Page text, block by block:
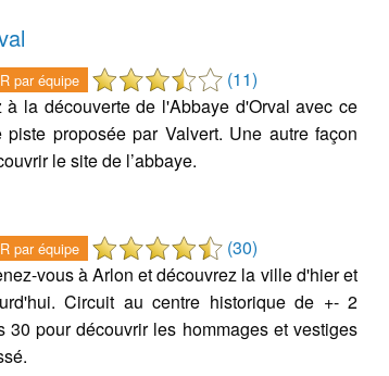
par équipe
(11)
à la découverte de l'Abbaye d'Orval avec ce
piste proposée par Valvert. Une autre façon
le site de l’abbaye.
par équipe
(30)
vous à Arlon et découvrez la ville d'hier et
Circuit au centre historique de +- 2
30 pour découvrir les hommages et vestiges